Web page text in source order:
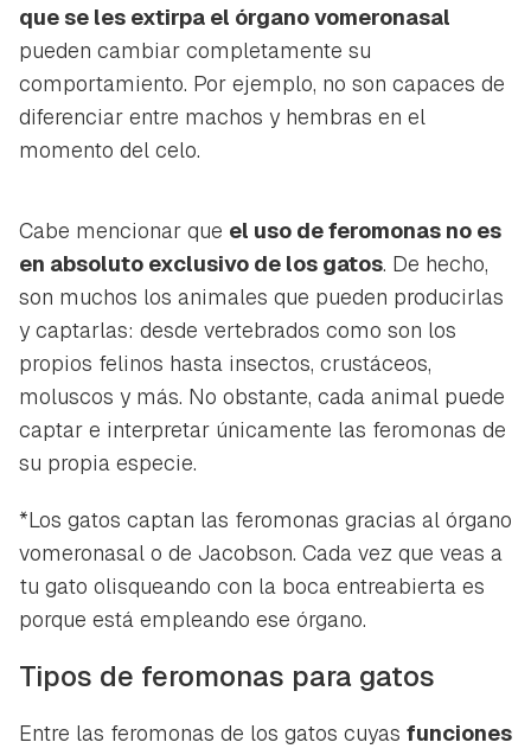
que se les extirpa el órgano vomeronasal
pueden cambiar completamente su
comportamiento. Por ejemplo, no son capaces de
diferenciar entre machos y hembras en el
momento del celo.
Cabe mencionar que el uso de feromonas no es
en absoluto exclusivo de los gatos. De hecho,
son muchos los animales que pueden producirlas
y captarlas: desde vertebrados como son los
propios felinos hasta insectos, crustáceos,
moluscos y más. No obstante, cada animal puede
captar e interpretar únicamente las feromonas de
su propia especie.
*Los gatos captan las feromonas gracias al órgano
vomeronasal o de Jacobson. Cada vez que veas a
tu gato olisqueando con la boca entreabierta es
porque está empleando ese órgano.
Tipos de feromonas para gatos
Entre las feromonas de los gatos cuyas funciones